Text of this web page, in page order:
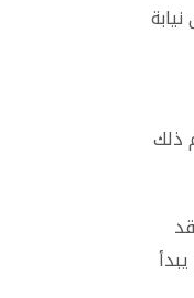
ذلك